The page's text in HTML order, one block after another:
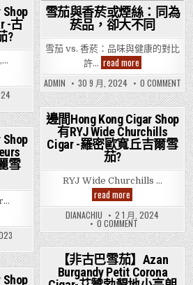
看：
從
入
門
到
進
階，
滿
足
茄
迷
必
看：
從
入
門
到
進
階，
一
次
滿
足
雪茄與香菸或煙絲：同為
菸品，卻大不同
雪茄 vs. 香菸：品味與健康的對比
許… read more雪
茄
與
香
菸
或
煙
絲：
同
為
菸
卻
大
不
ADMIN 30 9 月, 2024 0 COMMENTON
雪
茄
與
香
菸
或
煙
同
為
菸
卻
大
不
同
-古
?
Posted
in
邊間Hong Kong Cigar Shop
有RYJ Wide Churchills
Cigar -羅密歐寬丘吉爾雪
茄?
RYJ Wide Churchills …
read more
間
Hong
Kong
Cigar
Shop
有
RYJ
Wide
Churchills
DIANACHIU 2 1 月, 2024
0 COMMENTON
邊
間
HONG
KONG
CIGAR
SHOP
有
雪
Posted
【非古巴雪茄】Azan
Burgandy Petit Corona